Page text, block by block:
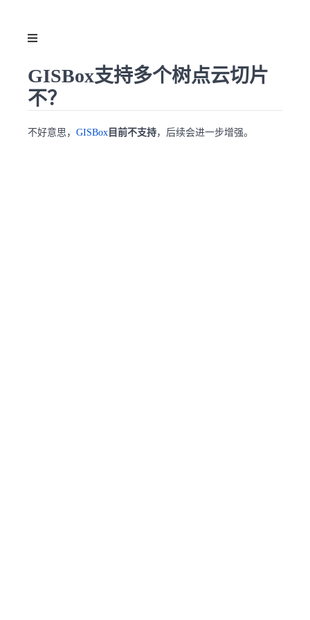
GISBox支持多个树点云切片
不？
不好意思， GISBox 目前不支持，后续会进一步增强。